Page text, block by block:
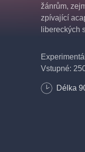
žánrům,
zpívající
libereckých
Vstupné:
Délka